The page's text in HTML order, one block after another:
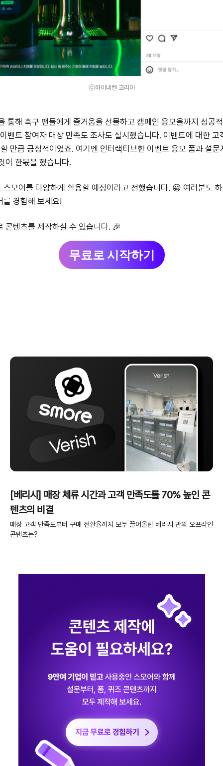
ⓒ하이네켄 코리아
통해 축구 팬들에게 즐거움을 선물하고 캠페인 응모율까지 성공
벤트 참여자 대상 만족도 조사도 실시했습니다. 이벤트에 대한 고
만큼 긍정적이었죠. 여기엔 인터랙티브한 이벤트 응모 폼과 설문
이 한몫을 했습니다.
스모어를 다양하게 활용할 예정이라고 전했습니다. 😀 여러분도
를 경험해 보세요!
콘텐츠를 제작하실 수 있습니다. 🎉
무료로 시작하기
[베리시] 매장 체류 시간과 고객 만족도를 70% 높인 콘
텐츠의 비결
매장 고객 만족도부터 구매 전환율까지 모두 끌어올린 베리시 만의 오프라인
콘텐츠는?